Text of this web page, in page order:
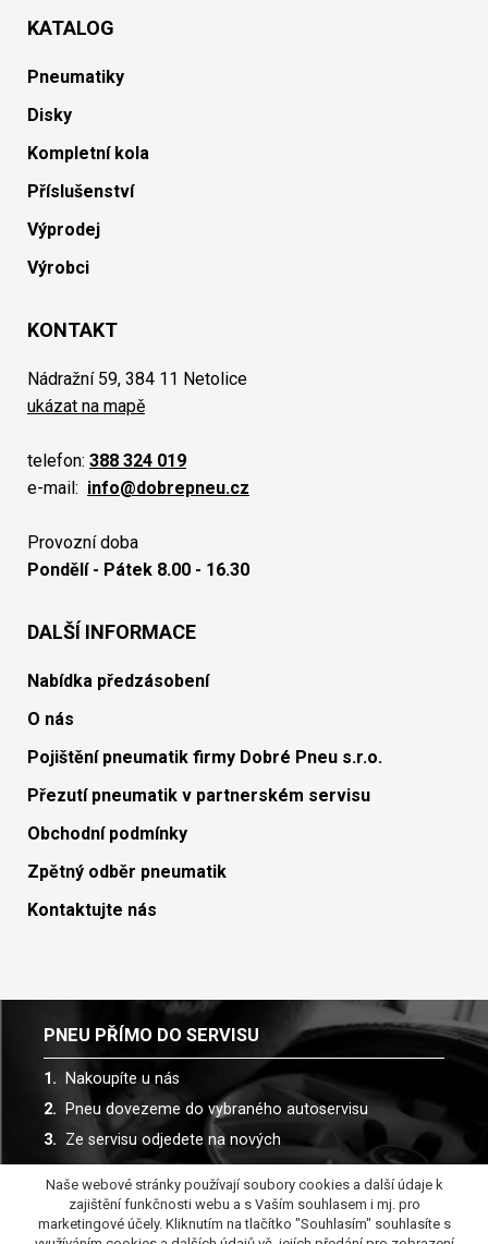
KATALOG
Pneumatiky
Disky
Kompletní kola
Příslušenství
Výprodej
Výrobci
KONTAKT
Nádražní 59, 384 11 Netolice
ukázat na mapě
telefon: 388 324 019
e-mail: info@dobrepneu.cz
Provozní doba
Pondělí - Pátek 8.00 - 16.30
DALŠÍ INFORMACE
Nabídka předzásobení
O nás
Pojištění pneumatik firmy Dobré Pneu s.r.o.
Přezutí pneumatik v partnerském servisu
Obchodní podmínky
Zpětný odběr pneumatik
Kontaktujte nás
PNEU PŘÍMO DO SERVISU
Nakoupíte u nás
Pneu dovezeme do vybraného autoservisu
Ze servisu odjedete na nových
Spolupracujeme s více než 30 autoservisy
Naše webové stránky používají soubory cookies a další údaje k
zajištění funkčnosti webu a s Vaším souhlasem i mj. pro
marketingové účely. Kliknutím na tlačítko "Souhlasím" souhlasíte s